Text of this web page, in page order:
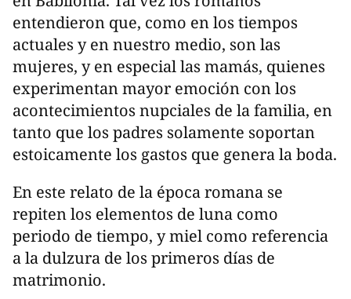
entendieron que, como en los tiempos
actuales y en nuestro medio, son las
mujeres, y en especial las mamás, quienes
experimentan mayor emoción con los
acontecimientos nupciales de la familia, en
tanto que los padres solamente soportan
estoicamente los gastos que genera la boda.
En este relato de la época romana se
repiten los elementos de luna como
periodo de tiempo, y miel como referencia
a la dulzura de los primeros días de
matrimonio.